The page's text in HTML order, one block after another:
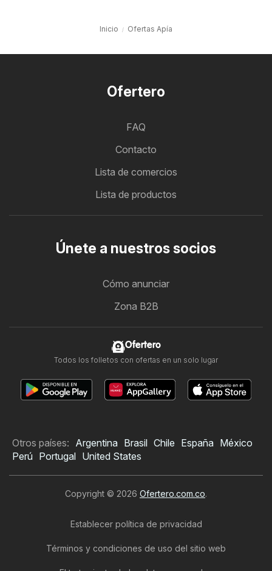
Inicio Ofertas Apía
Ofertero
FAQ
Contacto
Lista de comercios
Lista de productos
Únete a nuestros socios
Cómo anunciar
Zona B2B
Ofertero
Todos los folletos con ofertas en un solo lugar
Otros países: Argentina Brasil Chile España México
Perú Portugal United States
Copyright © 2026 Ofertero.com.co.
Establecer política de privacidad
Términos y condiciones de uso del sitio web